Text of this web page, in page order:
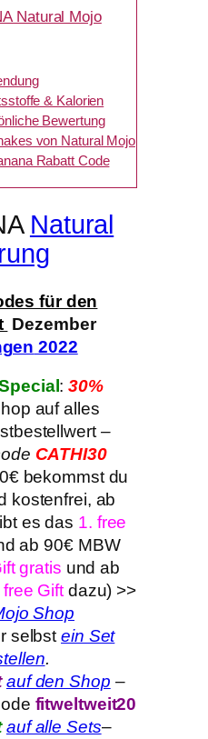
Natural Mojo
& Kalorien
Bewertung
von Natural Mojo
Rabatt Code
Natural
für den
Dezember
2022
:30%
auf alles
–
CATHI30
bekommst du
kostenfrei, ab
es das 1. free
ab 90€ MBW
gratis und ab
free Giftdazu) >>
Shop
selbstein Set
.
auf den Shop –
fitweltweit20
auf alle Sets–